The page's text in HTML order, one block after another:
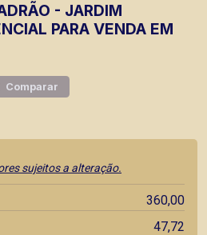
- JARDIM
PARA VENDA EM
Comparar
sujeitos a alteração.
360,00
47,72